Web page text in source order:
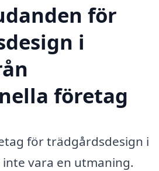
för
i
företag
för trädgårdsdesign i
vara en utmaning.